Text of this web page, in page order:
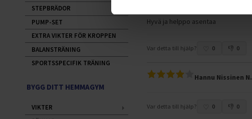
Hyvä ja helppo asentaa
Var detta till hjälp? 0 0
Hannu Nissinen N.
Var detta till hjälp? 0 0
STEPBRÄDOR
PUMP-SET
EXTRA VIKTER FÖR KROPPEN
BALANSTRÄNING
SPORTSSPECIFIK TRÄNING
BYGG DITT HEMMAGYM
VIKTER